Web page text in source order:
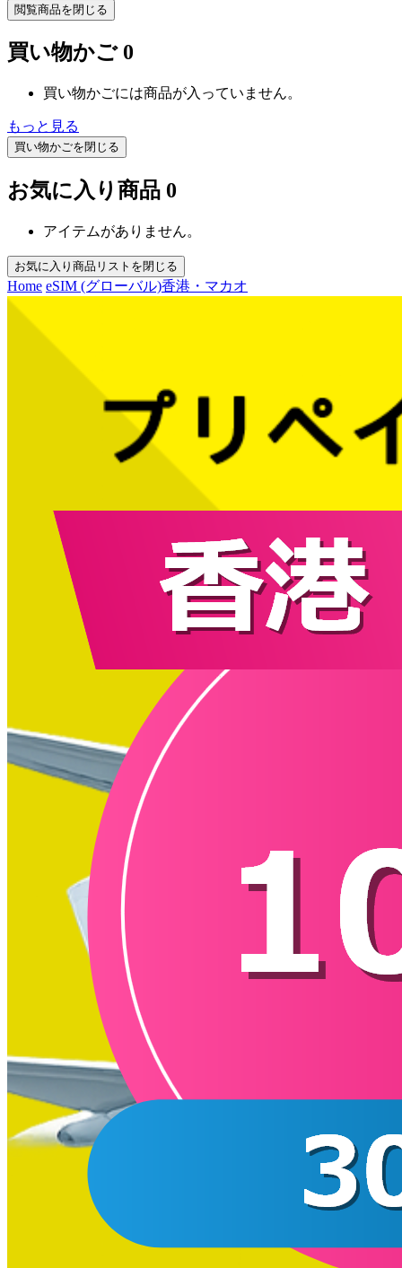
閲覧商品を閉じる
買い物かご 0
買い物かごには商品が入っていません。
もっと見る
買い物かごを閉じる
お気に入り商品 0
アイテムがありません。
お気に入り商品リストを閉じる
Home eSIM (グローバル)香港・マカオ